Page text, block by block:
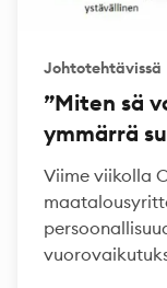
Johtotehtävissä
”Miten sä
ymmärrä
Viime viikolla